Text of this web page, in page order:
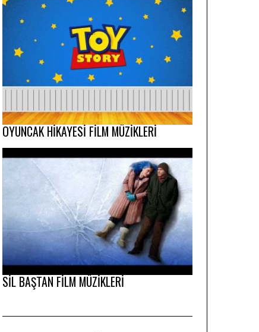
OYUNCAK HİKAYESİ FİLM MÜZİKLERİ
SİL BAŞTAN FİLM MÜZİKLERİ